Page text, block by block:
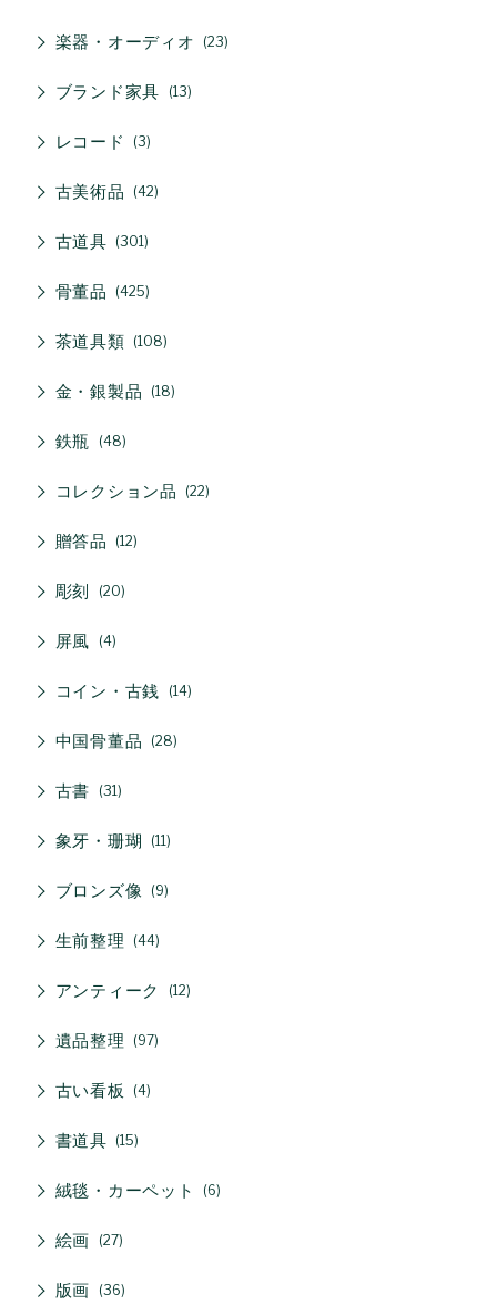
楽器・オーディオ 23
ブランド家具 13
レコード 3
古美術品 42
古道具 301
骨董品 425
茶道具類 108
金・銀製品 18
鉄瓶 48
コレクション品 22
贈答品 12
彫刻 20
屏風 4
コイン・古銭 14
中国骨董品 28
古書 31
象牙・珊瑚 11
ブロンズ像 9
生前整理 44
アンティーク 12
遺品整理 97
古い看板 4
書道具 15
絨毯・カーペット 6
絵画 27
版画 36